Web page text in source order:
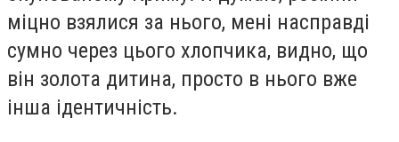
міцно взялися за нього, мені насправді
сумно через цього хлопчика, видно, що
він золота дитина, просто в нього вже
інша ідентичність.